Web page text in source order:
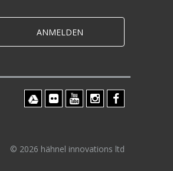
ANMELDEN
© 2026 hähnel innovations ltd